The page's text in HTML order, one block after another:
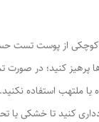
از پوست تست
کنید؛ در صورت
ملتهب استفاده نکنید.
کنید تا خشکی یا